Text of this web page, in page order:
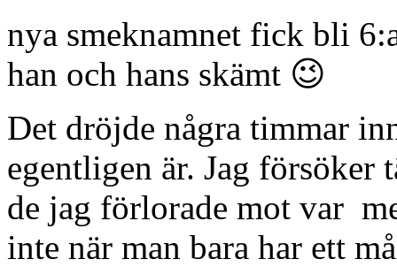
nya smeknamnet fick bli
han och hans skämt 😉
Det dröjde några timmar
egentligen är. Jag försöker
de jag förlorade mot var
inte när man bara har ett